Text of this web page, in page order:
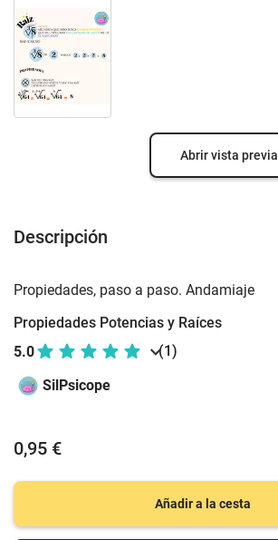
Abrir vista previa
Descripción
Propiedades, paso a paso. Andamiaje
Propiedades Potencias y Raíces
5.0
(1)
SilPsicope
0,95 €
Añadir a la cesta